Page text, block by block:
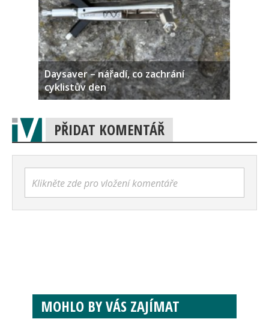
Daysaver – nářadí, co zachrání
cyklistův den
PŘIDAT KOMENTÁŘ
Klikněte zde pro vložení komentáře
MOHLO BY VÁS ZAJÍMAT